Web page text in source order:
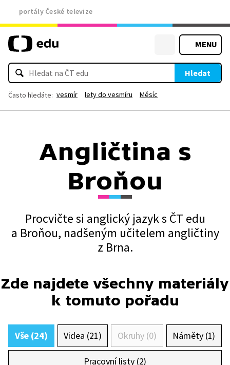
portály České televize
MENU
Hledat
Často hledáte: vesmír lety do vesmíru Měsíc
Angličtina s
Broňou
Procvičte si anglický jazyk s ČT edu
a Broňou, nadšeným učitelem angličtiny
z Brna.
Zde najdete všechny materiály
k tomuto pořadu
Vše (24) Videa (21) Okruhy (0) Náměty (1)
Pracovní listy (2)